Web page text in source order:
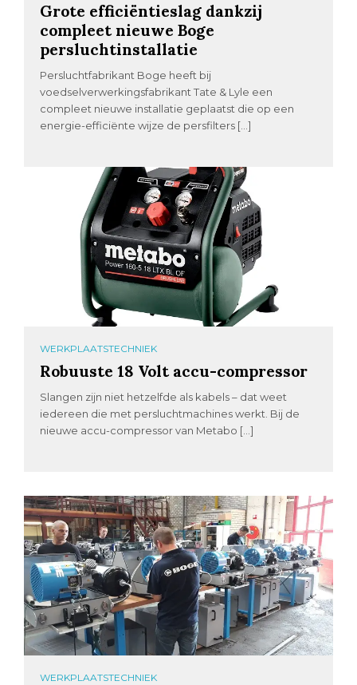
Grote efficiëntieslag dankzij
compleet nieuwe Boge
persluchtinstallatie
Persluchtfabrikant Boge heeft bij
voedselverwerkingsfabrikant Tate & Lyle een
compleet nieuwe installatie geplaatst die op een
energie-efficiënte wijze de persfilters […]
WERKPLAATSTECHNIEK
Robuuste 18 Volt accu-compressor
Slangen zijn niet hetzelfde als kabels – dat weet
iedereen die met persluchtmachines werkt. Bij de
nieuwe accu-compressor van Metabo […]
WERKPLAATSTECHNIEK